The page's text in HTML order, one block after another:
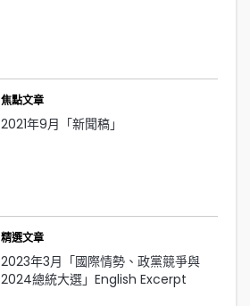
焦點文章
2021年9月「新聞稿」
精選文章
2023年3月「國際情勢、政黨競爭與
2024總統大選」English Excerpt